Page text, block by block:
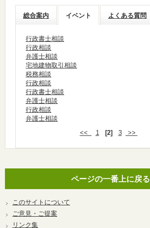
総合案内 イベント よくある質問
行政書士相談
行政相談
弁護士相談
宅地建物取引相談
税務相談
行政相談
行政書士相談
弁護士相談
行政相談
弁護士相談
<<
1 [2] 3 >>
ページの一番上に戻る
このサイトについて
ご意見・ご提案
リンク集